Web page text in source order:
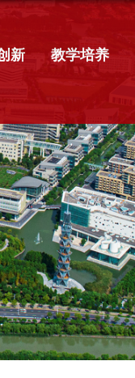
新 教学培养